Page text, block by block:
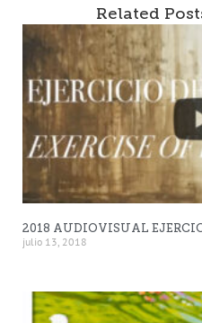
Related
2018 AUDIOVISUAL
julio 13, 2018